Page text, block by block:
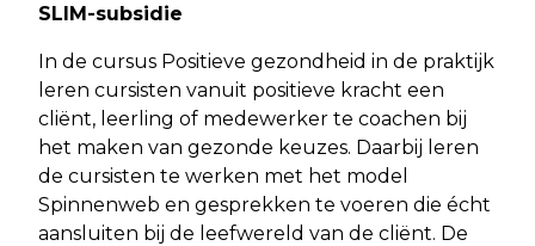
SLIM-subsidie
In de cursus Positieve gezondheid in de praktijk
leren cursisten vanuit positieve kracht een
cliënt, leerling of medewerker te coachen bij
het maken van gezonde keuzes. Daarbij leren
de cursisten te werken met het model
Spinnenweb en gesprekken te voeren die écht
aansluiten bij de leefwereld van de cliënt. De